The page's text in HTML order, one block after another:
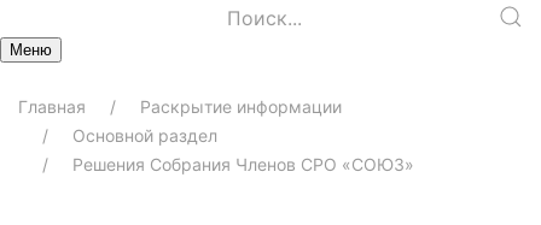
Меню
Главная
Раскрытие информации
Основной раздел
Решения Собрания Членов СРО «СОЮЗ»